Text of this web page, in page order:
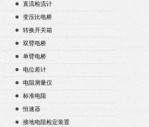
直流检流计
变压比电桥
转换开关箱
双臂电桥
单臂电桥
电位差计
电阻测量仪
标准电阻
恒速器
接地电阻检定装置